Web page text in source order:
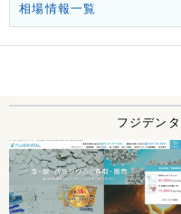
相場情報一覧
フジデン